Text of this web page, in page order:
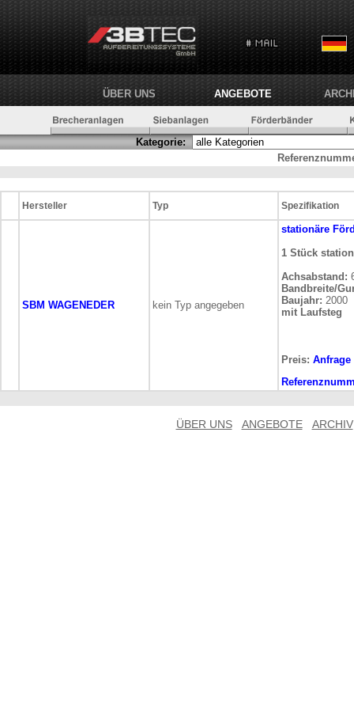
ÜBER UNS ANGEBOTE
Kategorie:
Hersteller Typ Spezifikation
SBM WAGENEDER kein Typ angegeben
stationäre
1 Stück
Achsabstand:
Bandbreite/
Baujahr: 2000
mit Laufsteg
Preis: Anfrage
ÜBER UNS ANGEBOTE ARCHIV